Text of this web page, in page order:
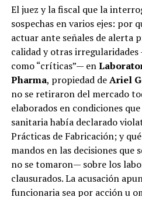
ConTucumáncomo única
votación establecida, en las
alternativas para encarar el
El juez y la fiscal que la
sospechas en varios ejes: por
actuar ante señales de alerta
calidad y otras
como “críticas”— en
Pharma, propiedad deAriel
no se retiraron del mercado
elaborados en condiciones
sanitaria había declarado
Prácticas de Fabricación; y
mandos en las decisiones que
no se tomaron— sobre los
clausurados. La acusación
funcionaria sea por acción u